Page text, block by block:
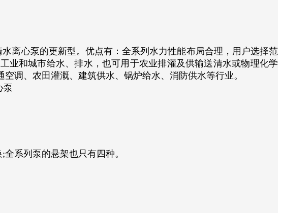
离心泵的更新型。优点有：全系列水力性能布局合理，用户选择范
业和城市给水、排水，也可用于农业排灌及供输送清水或物理化学
调、农田灌溉、建筑供水、锅炉给水、消防供水等行业。
系列泵的悬架也只有四种。